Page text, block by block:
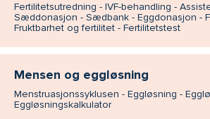
Fertilitetsutredning - IVF-behandling -
Sæddonasjon - Sædbank - Eggdonasjon -
Fruktbarhet og fertilitet - Fertilitetstest
Mensen og eggløsning
Menstruasjonssyklusen - Eggløsning -
Eggløsningskalkulator